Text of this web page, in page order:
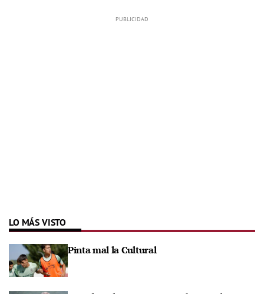
LO MÁS VISTO
Pinta mal la Cultural